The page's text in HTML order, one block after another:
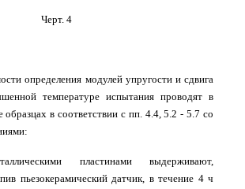
Черт. 4
определения модулей упругости и сдвига
температуре испытания проводят в
в соответствии с пп. 4.4, 5.2 - 5.7 со
пластинами выдерживают,
пьезокерамический датчик, в течение 4 ч